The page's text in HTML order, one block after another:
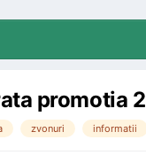
promotia
zvonuri informatii